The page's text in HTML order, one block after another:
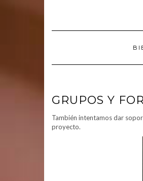
GRUPOS Y
También intentamos dar
proyecto.